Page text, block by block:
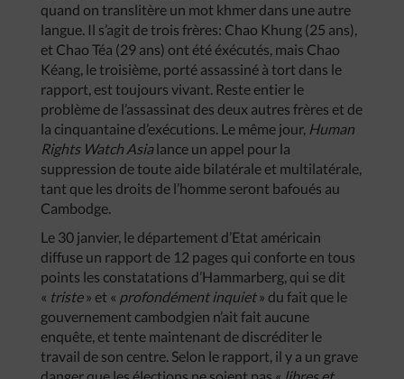
quand on translitère un mot khmer dans une autre
langue. Il s’agit de trois frères: Chao Khung (25 ans),
et Chao Téa (29 ans) ont été éxécutés, mais Chao
Kéang, le troisième, porté assassiné à tort dans le
rapport, est toujours vivant. Reste entier le
problème de l’assassinat des deux autres frères et de
la cinquantaine d’exécutions. Le même jour, Human
Rights Watch Asialance un appel pour la
suppression de toute aide bilatérale et multilatérale,
tant que les droits de l’homme seront bafoués au
Cambodge.
Le 30 janvier, le département d’Etat américain
diffuse un rapport de 12 pages qui conforte en tous
points les constatations d’Hammarberg, qui se dit
« triste» et « profondément inquiet» du fait que le
gouvernement cambodgien n’ait fait aucune
enquête, et tente maintenant de discréditer le
travail de son centre. Selon le rapport, il y a un grave